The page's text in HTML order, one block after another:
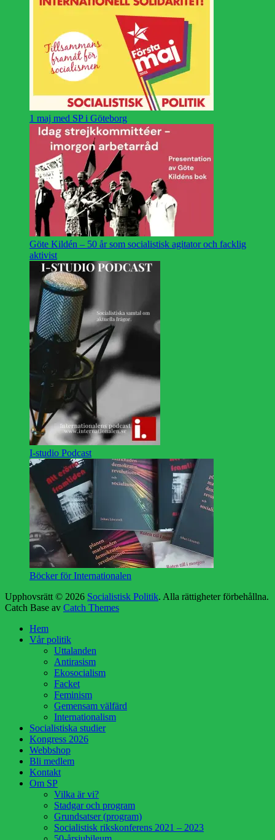
1 maj med SP i Göteborg
Göte Kildén – 50 år som socialistisk agitator och facklig
aktivist
I-studio Podcast
Böcker för Internationalen
Upphovsrätt © 2026 Socialistisk Politik. Alla rättigheter förbehållna.
Catch Base av Catch Themes
Hem
Vår politik
Uttalanden
Antirasism
Ekosocialism
Facket
Feminism
Gemensam välfärd
Internationalism
Socialistiska studier
Kongress 2026
Webbshop
Bli medlem
Kontakt
Om SP
Vilka är vi?
Stadgar och program
Grundsatser (program)
Socialistisk rikskonferens 2021 – 2023